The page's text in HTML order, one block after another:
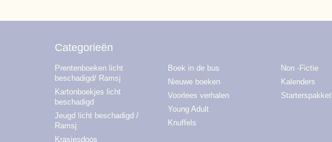
Categorieën
Prentenboeken licht
beschadigd/ Ramsj
Kartonboekjes licht
beschadigd
Jeugd licht beschadigd /
Ramsj
Krasjesdoos
Boek in de bus
Nieuwe boeken
Voorlees verhalen
Young Adult
Knuffels
Non -Fictie
Kalenders
Starterspakket